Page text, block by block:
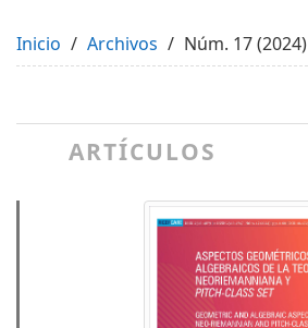
Inicio Archivos Núm. 17 (2024)
ARTÍCULOS